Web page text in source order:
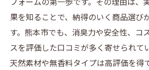
ムの工夫
持続効果が高い消臭剤の選定
ペットに優しい消臭対策で
法
果を知ることで、納得のいく商品選び
す。熊本市でも、消臭力や安全性、コ
スを評価した口コミが多く寄せられて
天然素材や無香料タイプは高評価を得